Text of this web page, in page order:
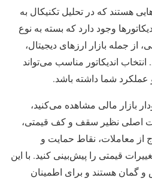
هستند که در تحلیل تکنیکال به
وجود دارد که بسته به نوع
از جمله بازار ارزهای دیجیتال،
اندیکاتور مناسب می‌تواند
عملکرد شما داشته باشد.
بازار مالی مشاهده می‌کنید،
اصلی نظیر سقف و کف قیمتی،
از معاملات، نقاط حمایت و
قیمتی را پیش‌بینی کنید. با این
و گمان هستند و برای اطمینان